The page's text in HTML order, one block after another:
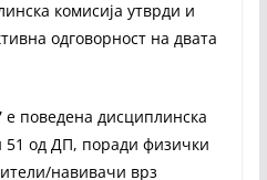
комисија утврди и
одговорност на двата
е поведена дисциплинска
51 од ДП, поради физички
навивачи врз